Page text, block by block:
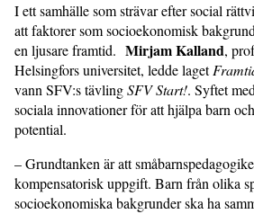
I ett samhälle som strävar efter social
att faktorer som socioekonomisk
en ljusare framtid. Mirjam Kalland,
Helsingfors universitet, ledde laget
vann SFV:s tävlingSFV Start!. Syftet
sociala innovationer för att hjälpa barn
potential.
– Grundtanken är att
kompensatorisk uppgift. Barn från olika
socioekonomiska bakgrunder ska ha